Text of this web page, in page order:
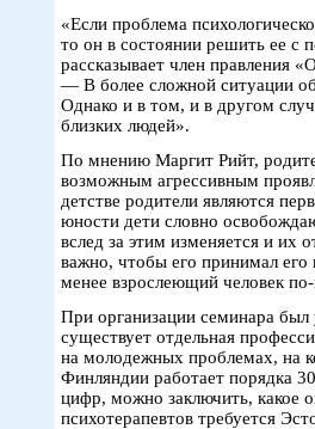
«Если проблема
то он в состоянии решить ее
рассказывает член правления
— В более сложной ситуации
Однако и в том, и в другом
близких людей».
По мнению Маргит Рийт,
возможным агрессивным
детстве родители являются
юности дети словно
вслед за этим изменяется и их
важно, чтобы его принимал его
менее взрослеющий человек
При организации семинара
существует отдельная
на молодежных проблемах, на
Финляндии работает порядка
цифр, можно заключить, какое
психотерапевтов требуется